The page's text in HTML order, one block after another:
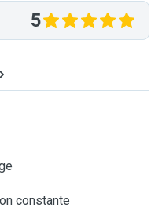
5
constante